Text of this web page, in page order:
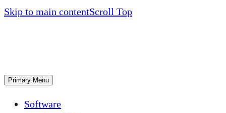
Skip to main contentScroll Top
Primary Menu
Software